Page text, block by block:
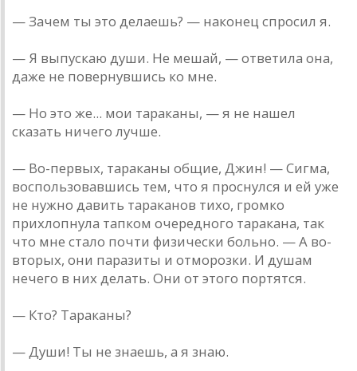
— Зачем ты это делаешь? — наконец спросил я.
— Я выпускаю души. Не мешай, — ответила она,
даже не повернувшись ко мне.
— Но это же... мои тараканы, — я не нашел
сказать ничего лучше.
— Во-первых, тараканы общие, Джин! — Сигма,
воспользовавшись тем, что я проснулся и ей уже
не нужно давить тараканов тихо, громко
прихлопнула тапком очередного таракана, так
что мне стало почти физически больно. — А во-
вторых, они паразиты и отморозки. И душам
нечего в них делать. Они от этого портятся.
— Кто? Тараканы?
— Души! Ты не знаешь, а я знаю.